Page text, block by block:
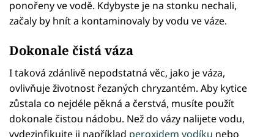
ponořeny ve vodě. Kdybyste je na stonku nechali,
začaly by hnít a kontaminovaly by vodu ve váze.
Dokonale čistá váza
I taková zdánlivě nepodstatná věc, jako je váza,
ovlivňuje životnost řezaných chryzantém. Aby kytice
zůstala co nejdéle pěkná a čerstvá, musíte použít
dokonale čistou nádobu. Než do vázy nalijete vodu,
vydezinfikujte ji například peroxidem vodíku nebo